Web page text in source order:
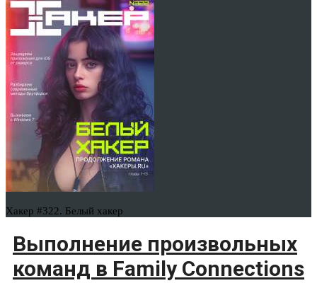
Хакер #322. Белый хакер
Выполнение произвольных
команд в Family Connections